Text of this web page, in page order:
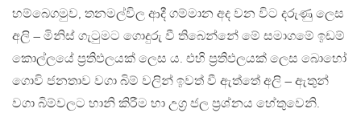
හම්බෙගමුව, තනමල්විල ආදී ගම්මාන අද වන විට දරුණු ලෙස
අලි – මිනිස් ගැටුමට ගොදුරු වී තිබෙන්නේ මේ සමාගමේ ඉඩම්
කොල්ලයේ ප‍්‍රතිඵලයක් ලෙස ය. එහි ප‍්‍රතිඵලයක් ලෙස බොහෝ
ගොවි ජනතාව වගා බිම් වලින් ඉවත් වී ඇත්තේ අලි – ඇතුන්
වගා බිම්වලට හානි කිරීම හා උග‍්‍ර ජල ප‍්‍රශ්නය හේතුවෙනි.